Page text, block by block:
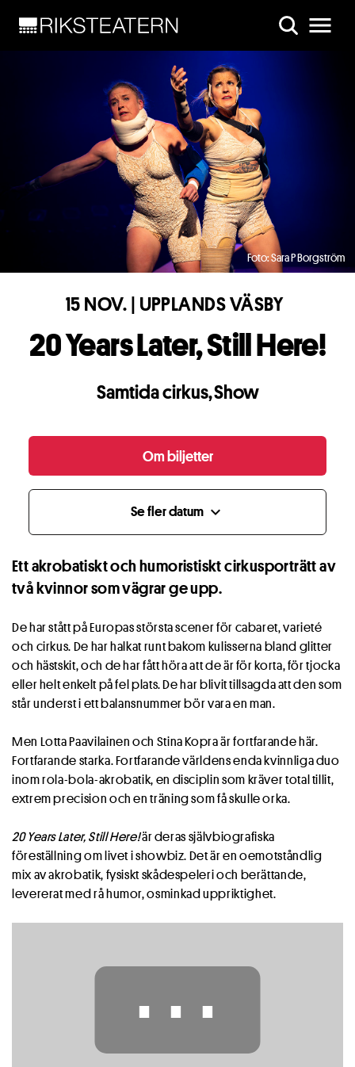
Foto: Sara P Borgström
15 NOV. | UPPLANDS VÄSBY
20 Years Later, Still Here!
Samtida cirkus,Show
Om biljetter
Se fler datum expand_more
Ett akrobatiskt och humoristiskt cirkusporträtt av
två kvinnor som vägrar ge upp.
De har stått på Europas största scener för cabaret, varieté
och cirkus. De har halkat runt bakom kulisserna bland glitter
och hästskit, och de har fått höra att de är för korta, för tjocka
eller helt enkelt på fel plats. De har blivit tillsagda att den som
står underst i ett balansnummer bör vara en man.
Men Lotta Paavilainen och Stina Kopra är fortfarande här.
Fortfarande starka. Fortfarande världens enda kvinnliga duo
inom rola-bola-akrobatik, en disciplin som kräver total tillit,
extrem precision och en träning som få skulle orka.
20 Years Later, Still Here!är deras självbiografiska
föreställning om livet i showbiz. Det är en oemotståndlig
mix av akrobatik, fysiskt skådespeleri och berättande,
levererat med rå humor, osminkad uppriktighet.
⋯